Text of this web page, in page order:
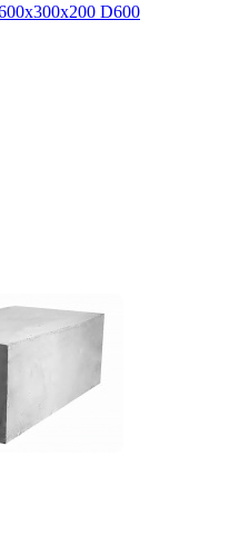
D600